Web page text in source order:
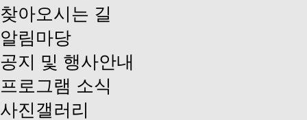
찾아오시는 길
알림마당
공지 및 행사안내
프로그램 소식
사진갤러리